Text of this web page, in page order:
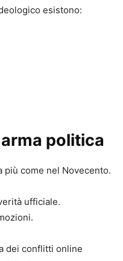
esistono:
politica
più come nel Novecento.
ufficiale.
dei conflitti online